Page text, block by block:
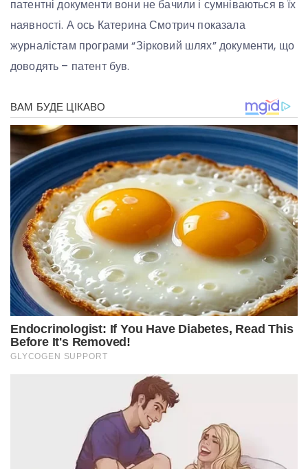
патентні документи вони не бачили і сумніваються в їх
наявності. А ось Катерина Смотрич показала
журналістам програми “Зірковий шлях” документи, що
доводять – патент був.